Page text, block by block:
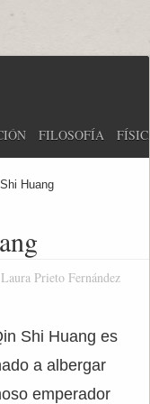
FILOSOFÍA
Huang
Prieto Fernández
Shi Huang es
a albergar
emperador